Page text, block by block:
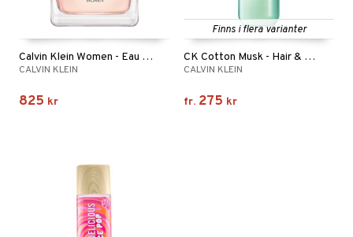
Calvin Klein Women - Eau de parfum
CALVIN KLEIN
825 kr
Finns i flera varianter
CK Cotton Musk - Hair & Body Mist
CALVIN KLEIN
fr. 275 kr